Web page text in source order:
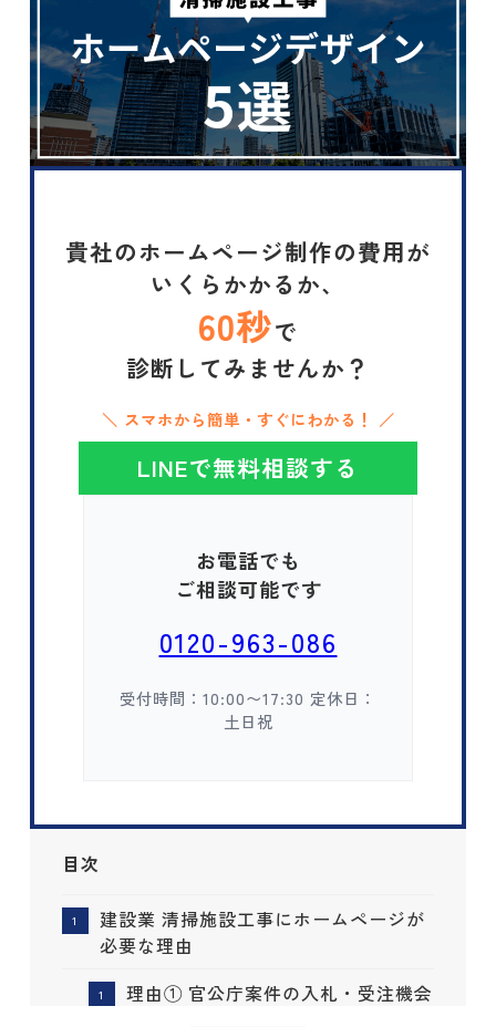
貴社のホームページ制作の費用が
いくらかかるか、
60秒で
診断してみませんか？
＼ スマホから簡単・すぐにわかる！ ／
LINEで無料相談する
お電話でも
ご相談可能です
0120-963-086
受付時間：10:00〜17:30 定休日：
土日祝
目次
建設業 清掃施設工事にホームページが
必要な理由
理由① 官公庁案件の入札・受注機会